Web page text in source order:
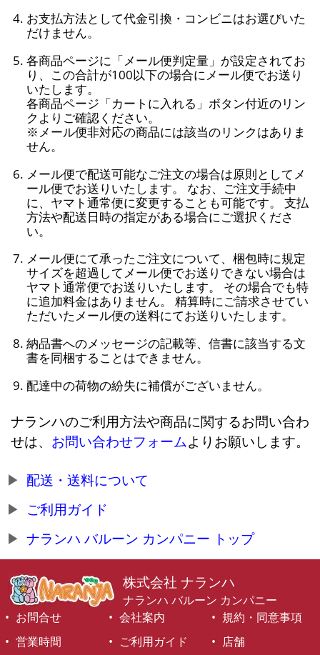
お支払方法として代金引換・コンビニはお選びいた
だけません。
各商品ページに「メール便判定量」が設定されてお
り、この合計が100以下の場合にメール便でお送り
いたします。
各商品ページ「カートに入れる」ボタン付近のリン
クよりご確認ください。
※メール便非対応の商品には該当のリンクはありま
せん。
メール便で配送可能なご注文の場合は原則としてメ
ール便でお送りいたします。 なお、ご注文手続中
に、ヤマト通常便に変更することも可能です。 支払
方法や配送日時の指定がある場合にご選択くださ
い。
メール便にて承ったご注文について、梱包時に規定
サイズを超過してメール便でお送りできない場合は
ヤマト通常便でお送りいたします。 その場合でも特
に追加料金はありません。 精算時にご請求させてい
ただいたメール便の送料にてお送りいたします。
納品書へのメッセージの記載等、信書に該当する文
書を同梱することはできません。
配達中の荷物の紛失に補償がございません。
ナランハのご利用方法や商品に関するお問い合わ
せは、 お問い合わせフォームよりお願いします。
配送・送料について
ご利用ガイド
ナランハ バルーン カンパニー トップ
株式会社 ナランハ
ナランハ バルーン カンパニー
お問合せ
会社案内
規約・同意事項
営業時間
ご利用ガイド 店舗